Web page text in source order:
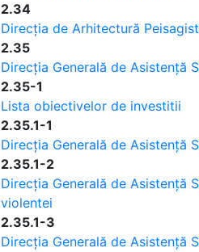
2.34
Direcția de Arhitectură
2.35
Direcția Generală de Asistență
2.35-1
Lista obiectivelor de investitii
2.35.1-1
Direcția Generală de Asistență
2.35.1-2
Direcția Generală de Asistență
violentei
2.35.1-3
Direcția Generală de Asistență